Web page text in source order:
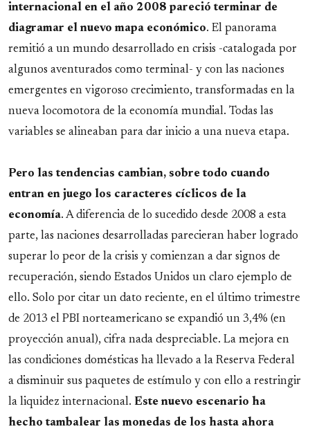
internacional en el año 2008 pareció terminar de
diagramar el nuevo mapa económico. El panorama
remitió a un mundo desarrollado en crisis -catalogada por
algunos aventurados como terminal- y con las naciones
emergentes en vigoroso crecimiento, transformadas en la
nueva locomotora de la economía mundial. Todas las
variables se alineaban para dar inicio a una nueva etapa.
Pero las tendencias cambian, sobre todo cuando
entran en juego los caracteres cíclicos de la
economía. A diferencia de lo sucedido desde 2008 a esta
parte, las naciones desarrolladas parecieran haber logrado
superar lo peor de la crisis y comienzan a dar signos de
recuperación, siendo Estados Unidos un claro ejemplo de
ello. Solo por citar un dato reciente, en el último trimestre
de 2013 el PBI norteamericano se expandió un 3,4% (en
proyección anual), cifra nada despreciable. La mejora en
las condiciones domésticas ha llevado a la Reserva Federal
a disminuir sus paquetes de estímulo y con ello a restringir
la liquidez internacional. Este nuevo escenario ha
hecho tambalear las monedas de los hasta ahora